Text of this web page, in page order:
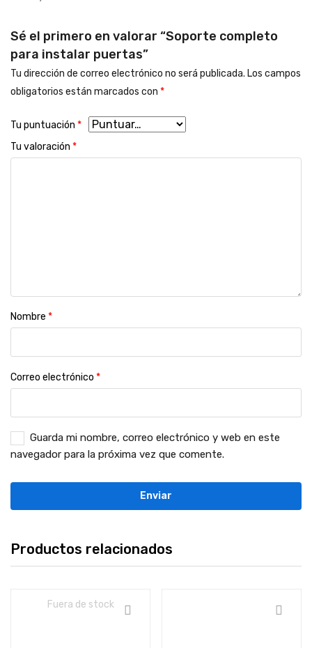
Sé el primero en valorar “Soporte completo
para instalar puertas”
Tu dirección de correo electrónico no será publicada. Los campos
obligatorios están marcados con *
Tu puntuación *
Tu valoración *
Nombre *
Correo electrónico *
Guarda mi nombre, correo electrónico y web en este
navegador para la próxima vez que comente.
Productos relacionados
Fuera de stock